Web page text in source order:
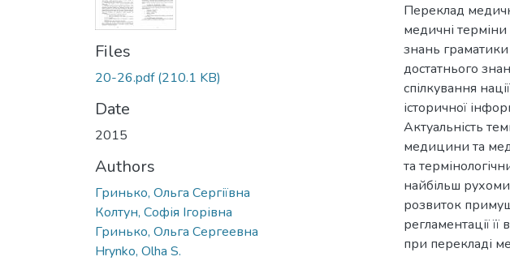
Files
20-26.pdf(210.1 KB)
Date
2015
Authors
Гринько, Ольга Сергіївна
Колтун, Софія Ігорівна
Гринько, Ольга Сергеевна
Hrynko, Olha S.
Переклад
медичні
знань граматики
достатнього
спілкування
історичної
Актуальність
медицини та
та
найбільш
розвиток
регламентації
при перекладі